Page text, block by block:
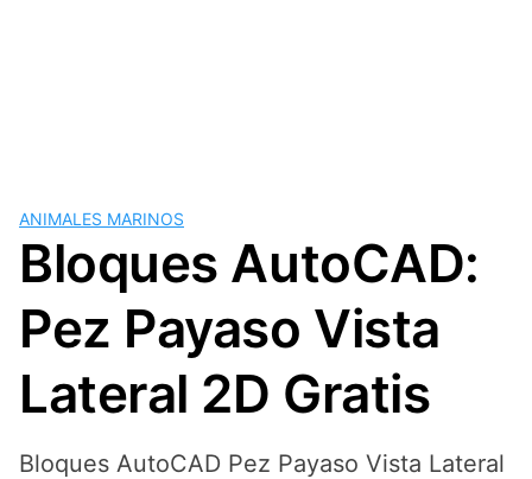
ANIMALES MARINOS
Bloques AutoCAD:
Pez Payaso Vista
Lateral 2D Gratis
Bloques AutoCAD Pez Payaso Vista Lateral